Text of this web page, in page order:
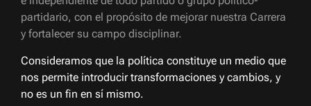
partidario, con el propósito de mejorar nuestra Carrera
y fortalecer su campo disciplinar.
Consideramos que la política constituye un medio que
nos permite introducir transformaciones y cambios, y
no es un fin en sí mismo.